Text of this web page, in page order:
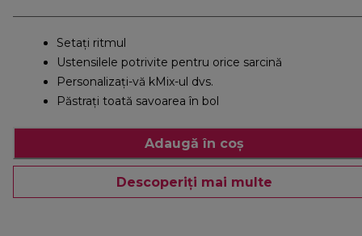
Setați ritmul
Ustensilele potrivite pentru orice sarcină
Personalizați-vă kMix-ul dvs.
Păstrați toată savoarea în bol
Adaugă în coș
Descoperiți mai multe